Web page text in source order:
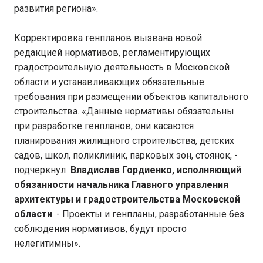
развития региона».
Корректировка генпланов вызвана новой
редакцией нормативов, регламентирующих
градостроительную деятельность в Московской
области и устанавливающих обязательные
требования при размещении объектов капитального
строительства. «Данные нормативы обязательны
при разработке генпланов, они касаются
планирования жилищного строительства, детских
садов, школ, поликлиник, парковых зон, стоянок, -
подчеркнул Владислав Гордиенко, исполняющий
обязанности начальника Главного управления
архитектуры и градостроительства Московской
области. - Проекты и генпланы, разработанные без
соблюдения нормативов, будут просто
нелегитимны».